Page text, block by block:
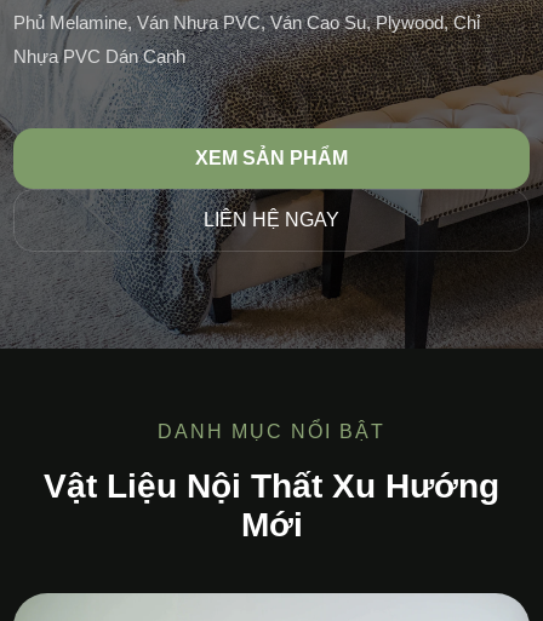
Phủ Melamine, Ván Nhựa PVC, Ván Cao Su, Plywood, Chỉ
Nhựa PVC Dán Cạnh
XEM SẢN PHẨM
LIÊN HỆ NGAY
DANH MỤC NỔI BẬT
Vật Liệu Nội Thất Xu Hướng
Mới